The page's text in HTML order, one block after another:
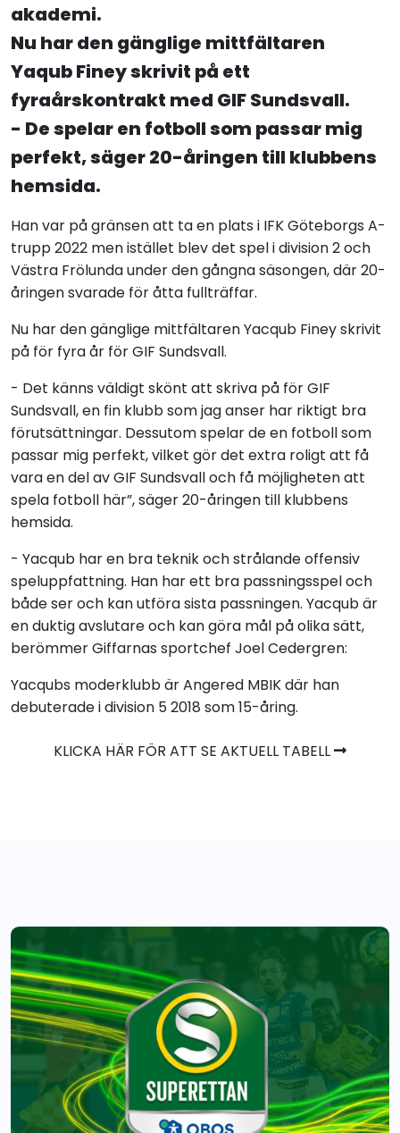
akademi.
Nu har den gänglige mittfältaren
Yaqub Finey skrivit på ett
fyraårskontrakt med GIF Sundsvall.
- De spelar en fotboll som passar mig
perfekt, säger 20-åringen till klubbens
hemsida.
Han var på gränsen att ta en plats i IFK Göteborgs A-
trupp 2022 men istället blev det spel i division 2 och
Västra Frölunda under den gångna säsongen, där 20-
åringen svarade för åtta fullträffar.
Nu har den gänglige mittfältaren Yacqub Finey skrivit
på för fyra år för GIF Sundsvall.
- Det känns väldigt skönt att skriva på för GIF
Sundsvall, en fin klubb som jag anser har riktigt bra
förutsättningar. Dessutom spelar de en fotboll som
passar mig perfekt, vilket gör det extra roligt att få
vara en del av GIF Sundsvall och få möjligheten att
spela fotboll här”, säger 20-åringen till klubbens
hemsida.
- Yacqub har en bra teknik och strålande offensiv
speluppfattning. Han har ett bra passningsspel och
både ser och kan utföra sista passningen. Yacqub är
en duktig avslutare och kan göra mål på olika sätt,
berömmer Giffarnas sportchef Joel Cedergren:
Yacqubs moderklubb är Angered MBIK där han
debuterade i division 5 2018 som 15-åring.
KLICKA HÄR FÖR ATT SE AKTUELL TABELL